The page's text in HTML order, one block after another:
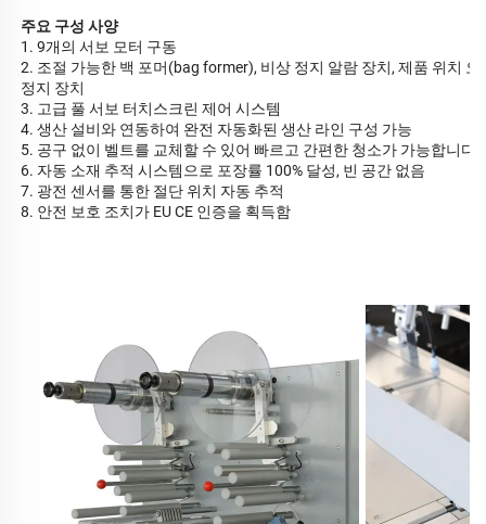
주요 구성 사양
1. 9개의 서보 모터 구동
2. 조절 가능한 백 포머(bag former), 비상 정지 알람 장치, 제품 위치 오
정지 장치
3. 고급 풀 서보 터치스크린 제어 시스템
4. 생산 설비와 연동하여 완전 자동화된 생산 라인 구성 가능
5. 공구 없이 벨트를 교체할 수 있어 빠르고 간편한 청소가 가능합니다.
6. 자동 소재 추적 시스템으로 포장률 100% 달성, 빈 공간 없음
7. 광전 센서를 통한 절단 위치 자동 추적
8. 안전 보호 조치가 EU CE 인증을 획득함